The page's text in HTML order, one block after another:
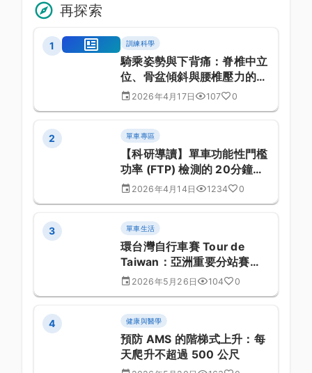
再探索
1 訓練科學
騎乘姿勢與下背痛：脊椎中立
位、骨盆傾斜與腰椎壓力的生
物力學
2026年4月17日 107 0
2 單車專區
【科研導讀】單車功能性門檻
功率 (FTP) 檢測的 20分鐘測
試法與有氧代謝閾值的相關性
2026年4月14日 1234 0
3 單車生活
環台灣自行車賽 Tour de
Taiwan：亞洲重要分站賽的
幕後故事
2026年5月26日 104 0
4 健康與醫學
預防 AMS 的階梯式上升：每
天爬升不超過 500 公尺